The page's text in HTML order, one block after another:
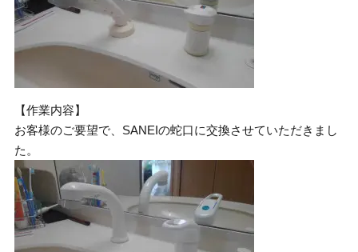
【作業内容】
お客様のご要望で、SANEIの蛇口に交換させていただきまし
た。